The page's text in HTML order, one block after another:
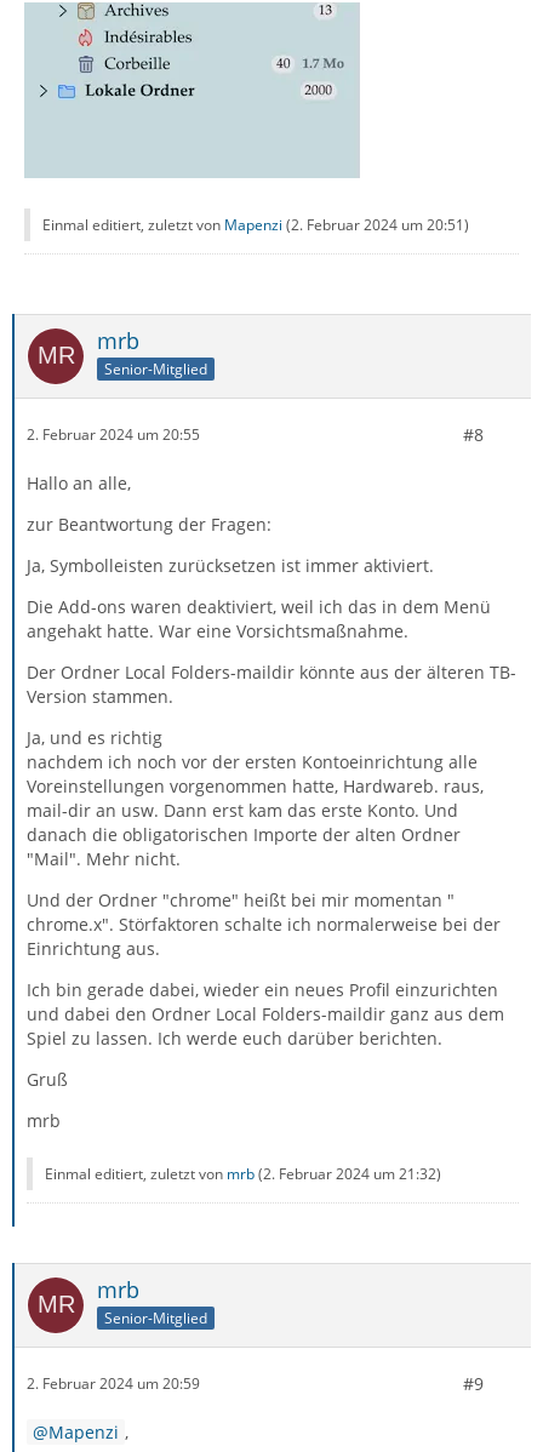
Einmal editiert, zuletzt von Mapenzi (2. Februar 2024 um 20:51)
mrb
Senior-Mitglied
2. Februar 2024 um 20:55 #8
Hallo an alle,
zur Beantwortung der Fragen:
Ja, Symbolleisten zurücksetzen ist immer aktiviert.
Die Add-ons waren deaktiviert, weil ich das in dem Menü
angehakt hatte. War eine Vorsichtsmaßnahme.
Der Ordner Local Folders-maildir könnte aus der älteren TB-
Version stammen.
Ja, und es richtig
nachdem ich noch vor der ersten Kontoeinrichtung alle
Voreinstellungen vorgenommen hatte, Hardwareb. raus,
mail-dir an usw. Dann erst kam das erste Konto. Und
danach die obligatorischen Importe der alten Ordner
"Mail". Mehr nicht.
Und der Ordner "chrome" heißt bei mir momentan "
chrome.x". Störfaktoren schalte ich normalerweise bei der
Einrichtung aus.
Ich bin gerade dabei, wieder ein neues Profil einzurichten
und dabei den Ordner Local Folders-maildir ganz aus dem
Spiel zu lassen. Ich werde euch darüber berichten.
Gruß
mrb
Einmal editiert, zuletzt von mrb(2. Februar 2024 um 21:32)
mrb
Senior-Mitglied
2. Februar 2024 um 20:59 #9
Mapenzi ,